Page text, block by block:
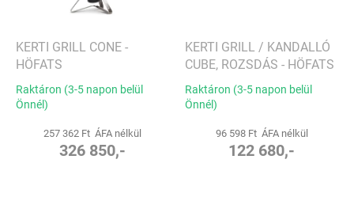
KERTI GRILL CONE -
HÖFATS
Raktáron (3-5 napon belül
Önnél)
257 362 Ft ÁFA nélkül
326 850,-
KERTI GRILL / KANDALLÓ
CUBE, ROZSDÁS - HÖFATS
Raktáron (3-5 napon belül
Önnél)
96 598 Ft ÁFA nélkül
122 680,-